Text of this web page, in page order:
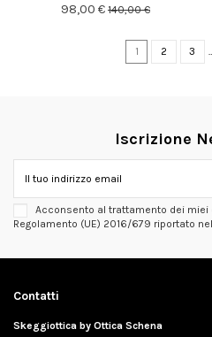
98,00 € 140,00 €
1 2 3
Iscrizione
Acconsento al trattamento dei
Regolamento (UE) 2016/679 riportato
Contatti
Skeggiottica by Ottica Schena